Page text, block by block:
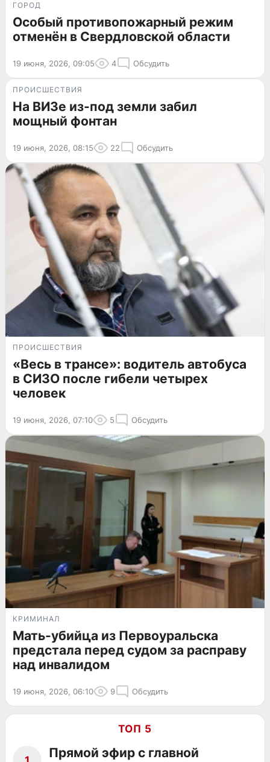
ГОРОД
Особый противопожарный режим
отменён в Свердловской области
19 июня, 2026, 09:05 4 Обсудить
ПРОИСШЕСТВИЯ
На ВИЗе из-под земли забил
мощный фонтан
19 июня, 2026, 08:15 22 Обсудить
ПРОИСШЕСТВИЯ
«Весь в трансе»: водитель автобуса
в СИЗО после гибели четырех
человек
19 июня, 2026, 07:10 5 Обсудить
КРИМИНАЛ
Мать-убийца из Первоуральска
предстала перед судом за расправу
над инвалидом
19 июня, 2026, 06:10 9 Обсудить
ТОП 5
Прямой эфир с главной